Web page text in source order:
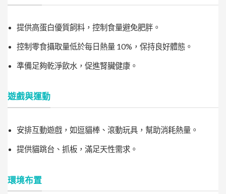
提供高蛋白優質飼料，控制食量避免肥胖。
控制零食攝取量低於每日熱量 10%，保持良好體態。
準備足夠乾淨飲水，促進腎臟健康。
遊戲與運動
安排互動遊戲，如逗貓棒、滾動玩具，幫助消耗熱量。
提供貓跳台、抓板，滿足天性需求。
環境布置